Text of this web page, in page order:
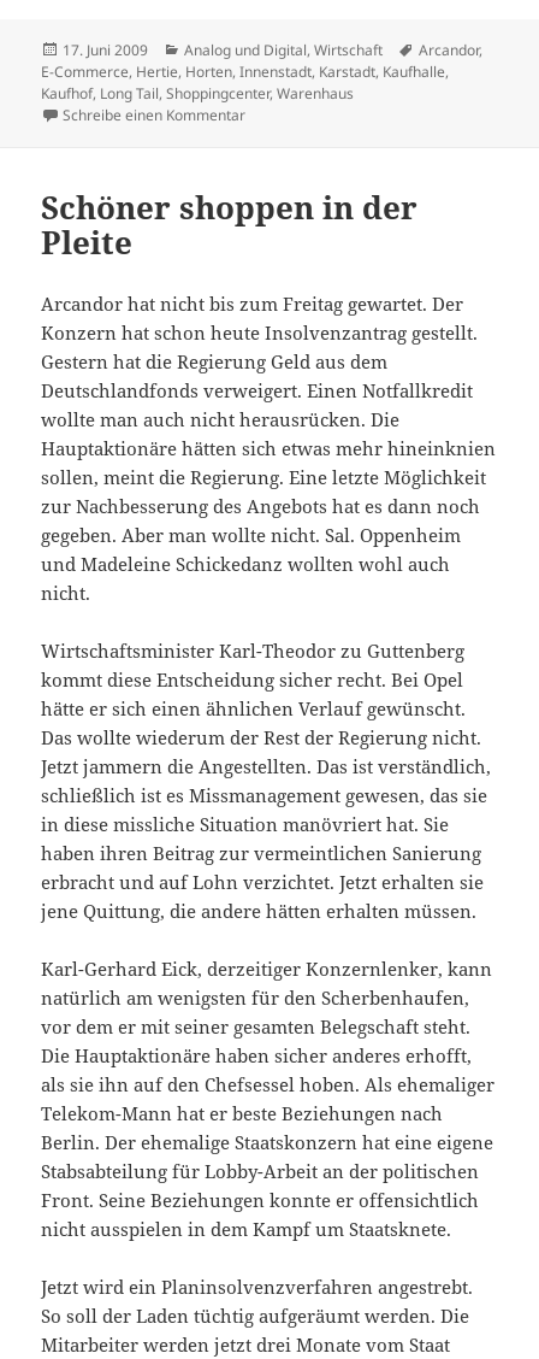
Veröffentlicht
am
17. Juni 2009 Kategorien
Analog und Digital,Wirtschaft Schlagwörter
Arcandor,
E-Commerce, Hertie, Horten,Innenstadt, Karstadt, Kaufhalle,
Kaufhof, Long Tail,Shoppingcenter,Warenhaus
Schreibe einen Kommentarzu Warenhäuser waren Häuser!?
Schöner shoppen in der
Pleite
Arcandor hat nicht bis zum Freitag gewartet. Der
Konzern hat schon heute Insolvenzantrag gestellt.
Gestern hat die Regierung Geld aus dem
Deutschlandfonds verweigert. Einen Notfallkredit
wollte man auch nicht herausrücken. Die
Hauptaktionäre hätten sich etwas mehr hineinknien
sollen, meint die Regierung. Eine letzte Möglichkeit
zur Nachbesserung des Angebots hat es dann noch
gegeben. Aber man wollte nicht. Sal. Oppenheim
und Madeleine Schickedanz wollten wohl auch
nicht.
Wirtschaftsminister Karl-Theodor zu Guttenberg
kommt diese Entscheidung sicher recht. Bei Opel
hätte er sich einen ähnlichen Verlauf gewünscht.
Das wollte wiederum der Rest der Regierung nicht.
Jetzt jammern die Angestellten. Das ist verständlich,
schließlich ist es Missmanagement gewesen, das sie
in diese missliche Situation manövriert hat. Sie
haben ihren Beitrag zur vermeintlichen Sanierung
erbracht und auf Lohn verzichtet. Jetzt erhalten sie
jene Quittung, die andere hätten erhalten müssen.
Karl-Gerhard Eick, derzeitiger Konzernlenker, kann
natürlich am wenigsten für den Scherbenhaufen,
vor dem er mit seiner gesamten Belegschaft steht.
Die Hauptaktionäre haben sicher anderes erhofft,
als sie ihn auf den Chefsessel hoben. Als ehemaliger
Telekom-Mann hat er beste Beziehungen nach
Berlin. Der ehemalige Staatskonzern hat eine eigene
Stabsabteilung für Lobby-Arbeit an der politischen
Front. Seine Beziehungen konnte er offensichtlich
nicht ausspielen in dem Kampf um Staatsknete.
Jetzt wird ein Planinsolvenzverfahren angestrebt.
So soll der Laden tüchtig aufgeräumt werden. Die
Mitarbeiter werden jetzt drei Monate vom Staat